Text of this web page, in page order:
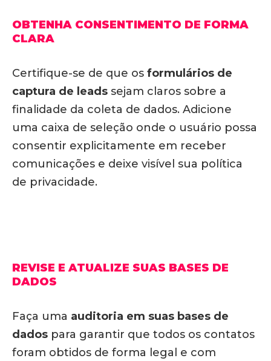
OBTENHA CONSENTIMENTO DE FORMA
CLARA
Certifique-se de que os formulários de
captura de leads sejam claros sobre a
finalidade da coleta de dados. Adicione
uma caixa de seleção onde o usuário possa
consentir explicitamente em receber
comunicações e deixe visível sua política
de privacidade.
REVISE E ATUALIZE SUAS BASES DE
DADOS
Faça uma auditoria em suas bases de
dados para garantir que todos os contatos
foram obtidos de forma legal e com